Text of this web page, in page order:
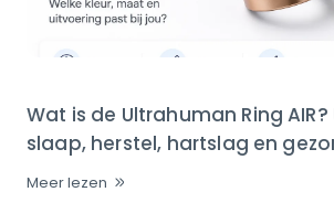
Wat is de Ultrahuman Ring
slaap, herstel, hartslag en
Meer lezen